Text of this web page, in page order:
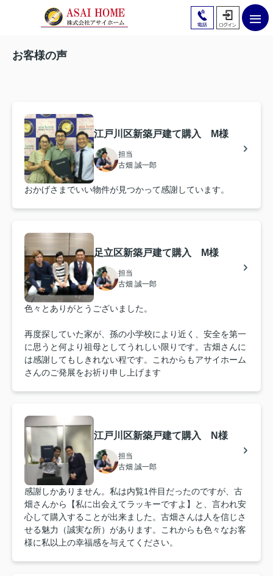
お客様の声
江戸川区新築戸建て購入 M様
担当
古畑 誠一郎
おかげさまでいい物件が見つかって感謝しています。
足立区新築戸建て購入 M様
担当
古畑 誠一郎
色々とありがとうございました。
再度探していた家が、孫の小学校により近く、安全を第一
に思うと何より祖母としてうれしい限りです。古畑さんに
は感謝してもしきれない程です。これからもアサイホーム
さんのご発展をお祈り申し上げます
江戸川区新築戸建て購入 N様
担当
古畑 誠一郎
感謝しかありません。私は内覧1件目だったのですが、古
畑さんから【私に出会えてラッキーですよ】と、言われ安
心して購入することが出来ました。古畑さんは人を信じさ
せる魅力（誠実な所）があります。これからも色々なお客
様に私以上の幸福感を与えてください。